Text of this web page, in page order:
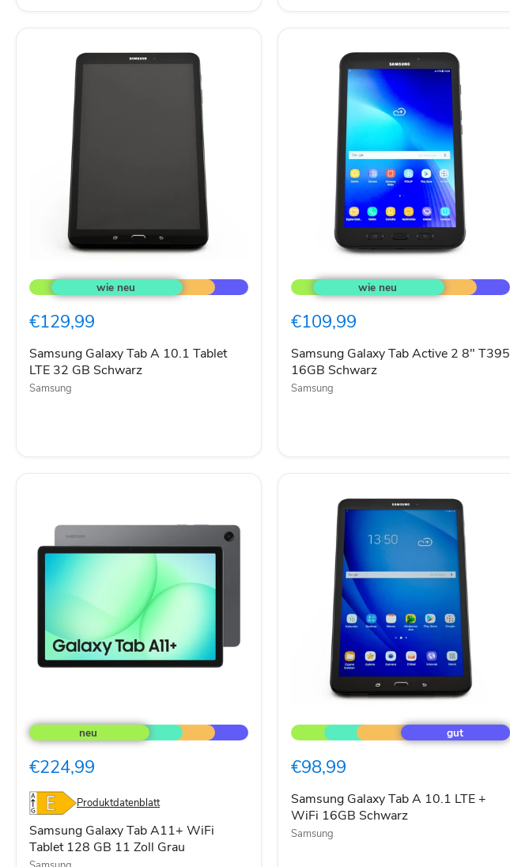
Galaxy
Tab
10.1
LTE
32
GB
Schwarz
€129,99
Samsung Galaxy Tab A 10.1 Tablet
LTE 32 GB Schwarz
Samsung
Galaxy
Tab
2
T395
16GB
Schwarz
€109,99
Samsung Galaxy Tab Active 2 8" T395
16GB Schwarz
Samsung
Galaxy
Tab
WiFi
128
GB
11
Zoll
Grau
€224,99
Produktdatenblatt
Samsung Galaxy Tab A11+ WiFi
Tablet 128 GB 11 Zoll Grau
Galaxy
Tab
10.1
+
WiFi
16GB
Schwarz
€98,99
Samsung Galaxy Tab A 10.1 LTE +
WiFi 16GB Schwarz
Samsung